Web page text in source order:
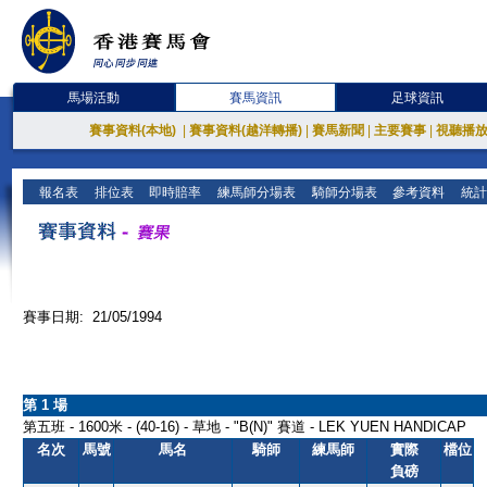
馬場活動 賽馬資訊 足球資訊
賽事資料(本地) 賽事資料(越洋轉播) 賽馬新聞 主要賽事 視聽播
報名表 排位表 即時賠率 練馬師分場表 騎師分場表 參考資料 統
賽事日期: 21/05/1994
第 1 場
第五班 - 1600米 - (40-16) - 草地 - "B(N)" 賽道 - LEK YUEN HANDICAP
名次
馬號 馬名 騎師 練馬師
實際
負磅
檔位